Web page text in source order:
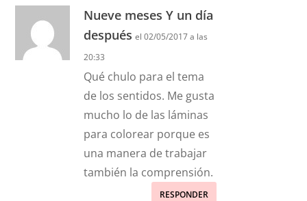
Nueve meses Y un día
después el 02/05/2017 a las
20:33
Qué chulo para el tema
de los sentidos. Me gusta
mucho lo de las láminas
para colorear porque es
una manera de trabajar
también la comprensión.
RESPONDER